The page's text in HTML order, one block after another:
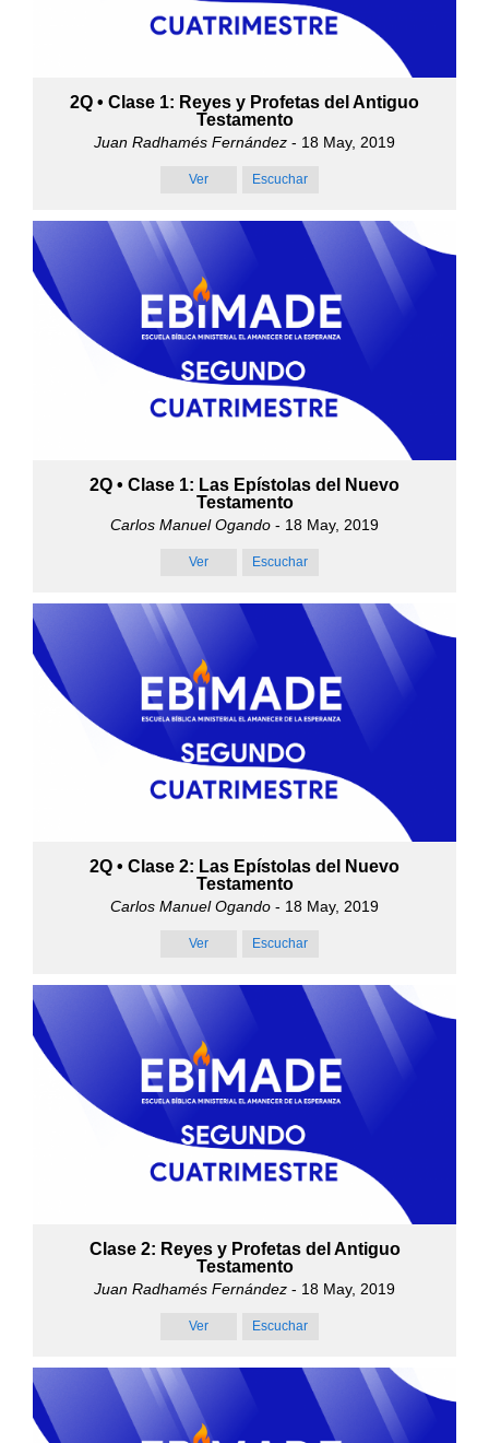
2Q • Clase 1: Reyes y Profetas del Antiguo
Testamento
Juan Radhamés Fernández - 18 May, 2019
Ver Escuchar
2Q • Clase 1: Las Epístolas del Nuevo
Testamento
Carlos Manuel Ogando - 18 May, 2019
Ver Escuchar
2Q • Clase 2: Las Epístolas del Nuevo
Testamento
Carlos Manuel Ogando - 18 May, 2019
Ver Escuchar
Clase 2: Reyes y Profetas del Antiguo
Testamento
Juan Radhamés Fernández - 18 May, 2019
Ver Escuchar